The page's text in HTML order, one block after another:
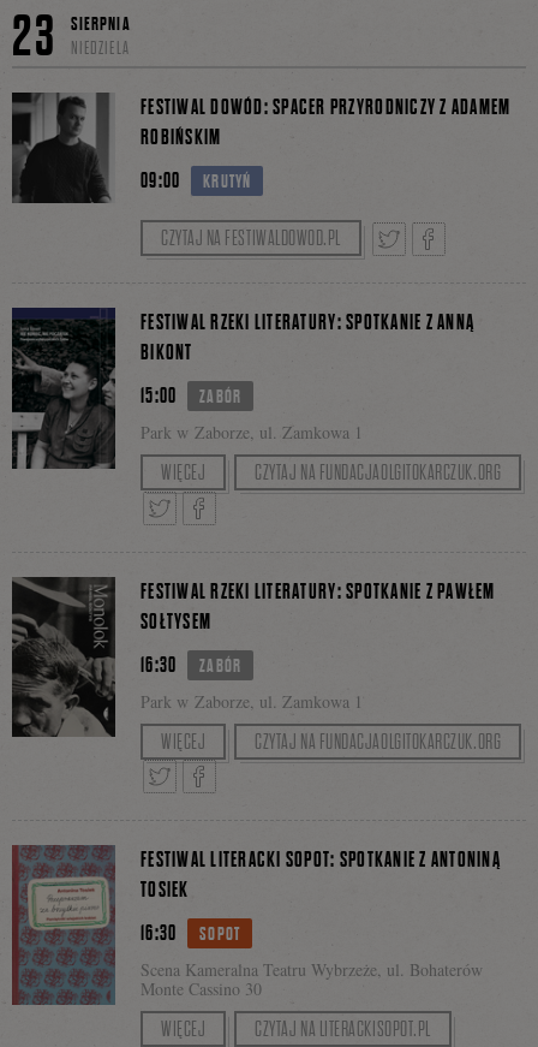
się
23
SIERPNIA
NIEDZIELA
09:00 KRUTYŃ
FESTIWAL DOWÓD: SPACER PRZYRODNICZY Z ADAMEM
ROBIŃSKIM
CZYTAJ NA FESTIWALDOWOD.PL
na
Facebooku
15:00 ZABÓR
Park w Zaborze, ul. Zamkowa 1
FESTIWAL RZEKI LITERATURY: SPOTKANIE Z ANNĄ
BIKONT
Z autorką rozmawia Urszula Glensk.
WIĘCEJ CZYTAJ NA FUNDACJAOLGITOKARCZUK.ORG
się
na
Facebooku
16:30 ZABÓR
Park w Zaborze, ul. Zamkowa 1
FESTIWAL RZEKI LITERATURY: SPOTKANIE Z PAWŁEM
SOŁTYSEM
Z autorem rozmawia Waldek Mazur.
WIĘCEJ CZYTAJ NA FUNDACJAOLGITOKARCZUK.ORG
się
na
16:30 SOPOT
Scena Kameralna Teatru Wybrzeże, ul. Bohaterów
Monte Cassino 30
FESTIWAL LITERACKI SOPOT: SPOTKANIE Z ANTONINĄ
TOSIEK
Cykl MY
WIĘCEJ CZYTAJ NA LITERACKISOPOT.PL